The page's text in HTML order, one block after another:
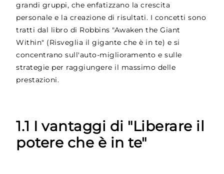
grandi gruppi, che enfatizzano la crescita
personale e la creazione di risultati. I concetti sono
tratti dal libro di Robbins "Awaken the Giant
Within" (Risveglia il gigante che è in te) e si
concentrano sull'auto-miglioramento e sulle
strategie per raggiungere il massimo delle
prestazioni.
1.1 I vantaggi di "Liberare il
potere che è in te"